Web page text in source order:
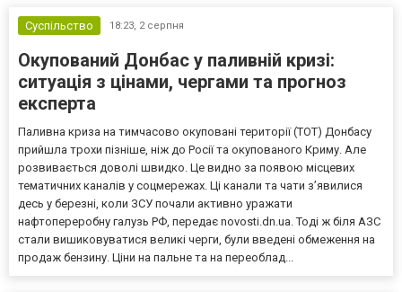
Суспільство 18:23, 2 серпня
Окупований Донбас у паливній кризі:
ситуація з цінами, чергами та прогноз
експерта
Паливна криза на тимчасово окуповані території (ТОТ) Донбасу
прийшла трохи пізніше, ніж до Росії та окупованого Криму. Але
розвивається доволі швидко. Це видно за появою місцевих
тематичних каналів у соцмережах. Ці канали та чати з’явилися
десь у березні, коли ЗСУ почали активно уражати
нафтопереробну галузь РФ, передає novosti.dn.ua. Тоді ж біля АЗС
стали вишиковуватися великі черги, були введені обмеження на
продаж бензину. Ціни на пальне та на переоблад...